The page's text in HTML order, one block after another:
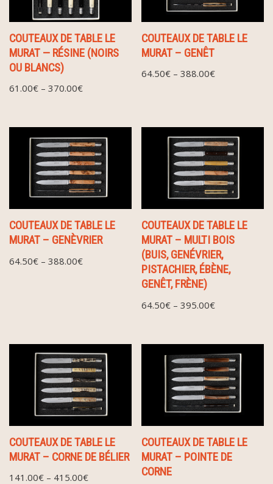
COUTEAUX DE TABLE LE
MURAT — RÉSINE (NOIRS
OU BLANCS)
61.00€ – 370.00€
COUTEAUX DE TABLE LE
MURAT – GENÊT
64.50€ –388.00€
COUTEAUX DE TABLE LE
MURAT – GENÈVRIER
64.50€ – 388.00€
COUTEAUX DE TABLE LE
MURAT – MULTI BOIS
(BUIS, GENÉVRIER,
PISTACHIER, ÉBÈNE,
GENÊT, FRÈNE)
64.50€ –395.00€
COUTEAUX DE TABLE LE
MURAT – CORNE DE BÉLIER
141.00€ – 415.00€
COUTEAUX DE TABLE LE
MURAT – POINTE DE
CORNE